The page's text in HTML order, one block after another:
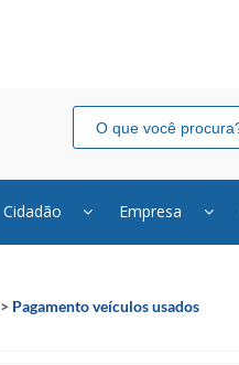
Cidadão Empresa
> Pagamento veículos usados